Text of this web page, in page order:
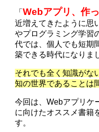
「Webアプリ、作
近増えてきたように思
やプログラミング学習
代では、個人でも短期
築できる時代になりま
それでも全く知識がな
知の世界であることは
今回は、Webアプリケ
に向けたオススメ書籍
す。